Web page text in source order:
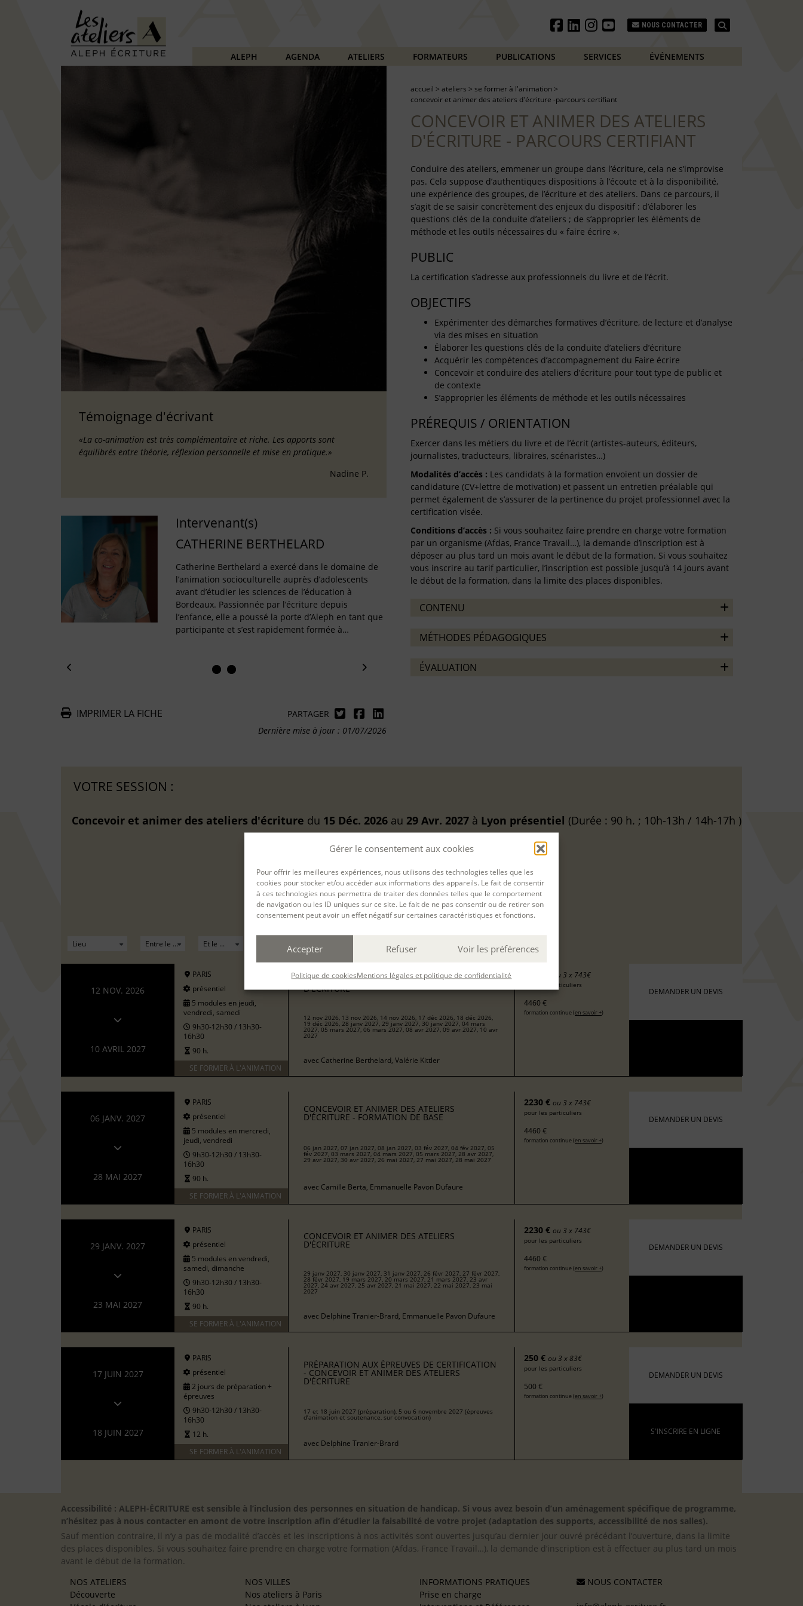
Gérer le consentement aux cookies
Pour offrir les meilleures expériences, nous utilisons des technologies telles que les
cookies pour stocker et/ou accéder aux informations des appareils. Le fait de consentir
à ces technologies nous permettra de traiter des données telles que le comportement
de navigation ou les ID uniques sur ce site. Le fait de ne pas consentir ou de retirer son
consentement peut avoir un effet négatif sur certaines caractéristiques et fonctions.
Accepter Refuser Voir les préférences
Politique de cookiesMentions légales et politique de confidentialité
NOUS CONTACTER
ALEPH AGENDA ATELIERS FORMATEURS PUBLICATIONS SERVICES ÉVÉNEMENTS
Témoignage d'écrivant
«La co-animation est très complémentaire et riche. Les apports sont
équilibrés entre théorie, réflexion personnelle et mise en pratique.»
Nadine P.
Intervenant(s)
CATHERINE BERTHELARD
Catherine Berthelard a exercé dans le domaine de
l’animation socioculturelle auprès d’adolescents
avant d’étudier les sciences de l’éducation à
Bordeaux. Passionnée par l’écriture depuis
l’enfance, elle a poussé la porte d’Aleph en tant que
participante et s’est rapidement formée à…
IMPRIMER LA FICHE
PARTAGER
Dernière mise à jour : 01/07/2026
accueil > ateliers > se former à l'animation>
concevoir et animer des ateliers d'écriture -parcours certifiant
CONCEVOIR ET ANIMER DES ATELIERS
D'ÉCRITURE - PARCOURS CERTIFIANT
Conduire des ateliers, emmener un groupe dans l’écriture, cela ne s’improvise
pas. Cela suppose d’authentiques dispositions à l’écoute et à la disponibilité,
une expérience des groupes, de l’écriture et des ateliers. Dans ce parcours, il
s’agit de se saisir concrètement des enjeux du dispositif : d’élaborer les
questions clés de la conduite d’ateliers ; de s’approprier les éléments de
méthode et les outils nécessaires du « faire écrire ».
PUBLIC
La certification s’adresse aux professionnels du livre et de l’écrit.
OBJECTIFS
Expérimenter des démarches formatives d’écriture, de lecture et d’analyse
via des mises en situation
Élaborer les questions clés de la conduite d’ateliers d’écriture
Acquérir les compétences d’accompagnement du Faire écrire
Concevoir et conduire des ateliers d’écriture pour tout type de public et
de contexte
S’approprier les éléments de méthode et les outils nécessaires
PRÉREQUIS / ORIENTATION
Exercer dans les métiers du livre et de l’écrit (artistes-auteurs, éditeurs,
journalistes, traducteurs, libraires, scénaristes…)
Modalités d’accès : Les candidats à la formation envoient un dossier de
candidature (CV+lettre de motivation) et passent un entretien préalable qui
permet également de s’assurer de la pertinence du projet professionnel avec la
certification visée.
Conditions d’accès : Si vous souhaitez faire prendre en charge votre formation
par un organisme (Afdas, France Travail…), la demande d’inscription est à
déposer au plus tard un mois avant le début de la formation. Si vous souhaitez
vous inscrire au tarif particulier, l’inscription est possible jusqu’à 14 jours avant
le début de la formation, dans la limite des places disponibles.
CONTENU
MÉTHODES PÉDAGOGIQUES
ÉVALUATION
VOTRE SESSION :
Concevoir et animer des ateliers d'écriture du 15 Déc. 2026 au 29 Avr. 2027 à Lyon présentiel (Durée : 90 h. ; 10h-13h / 14h-17h )
Filtrer
12 NOV. 2026
10 AVRIL 2027
PARIS
présentiel
5 modules en jeudi,
vendredi, samedi
9h30-12h30 / 13h30-
16h30
90 h.
SE FORMER À L'ANIMATION
CONCEVOIR ET ANIMER DES ATELIERS
D'ÉCRITURE
12 nov 2026, 13 nov 2026, 14 nov 2026, 17 déc 2026, 18 déc 2026,
19 déc 2026, 28 janv 2027, 29 janv 2027, 30 janv 2027, 04 mars
2027, 05 mars 2027, 06 mars 2027, 08 avr 2027, 09 avr 2027, 10 avr
2027
avec Catherine Berthelard, Valérie Kittler
ou 3 x 743€
pour les particuliers
4460 €
formation continue (en savoir +)
DEMANDER UN DEVIS
06 JANV. 2027
28 MAI 2027
PARIS
présentiel
5 modules en mercredi,
jeudi, vendredi
9h30-12h30 / 13h30-
16h30
90 h.
SE FORMER À L'ANIMATION
CONCEVOIR ET ANIMER DES ATELIERS
D'ÉCRITURE - FORMATION DE BASE
06 jan 2027, 07 jan 2027, 08 jan 2027, 03 fév 2027, 04 fév 2027, 05
fév 2027, 03 mars 2027, 04 mars 2027, 05 mars 2027, 28 avr 2027,
29 avr 2027, 30 avr 2027, 26 mai 2027, 27 mai 2027, 28 mai 2027
avec Camille Berta, Emmanuelle Pavon Dufaure
2230 € ou 3 x 743€
pour les particuliers
4460 €
formation continue (en savoir +)
DEMANDER UN DEVIS
29 JANV. 2027
23 MAI 2027
PARIS
présentiel
5 modules en vendredi,
samedi, dimanche
9h30-12h30 / 13h30-
16h30
90 h.
SE FORMER À L'ANIMATION
CONCEVOIR ET ANIMER DES ATELIERS
D'ÉCRITURE
29 janv 2027, 30 janv 2027, 31 janv 2027, 26 févr 2027, 27 févr 2027,
28 févr 2027, 19 mars 2027, 20 mars 2027, 21 mars 2027, 23 avr
2027, 24 avr 2027, 25 avr 2027, 21 mai 2027, 22 mai 2027, 23 mai
2027
avec Delphine Tranier-Brard, Emmanuelle Pavon Dufaure
2230 € ou 3 x 743€
pour les particuliers
4460 €
formation continue (en savoir +)
DEMANDER UN DEVIS
17 JUIN 2027
18 JUIN 2027
PARIS
présentiel
2 jours de préparation +
épreuves
9h30-12h30 / 13h30-
16h30
12 h.
SE FORMER À L'ANIMATION
PRÉPARATION AUX ÉPREUVES DE CERTIFICATION
- CONCEVOIR ET ANIMER DES ATELIERS
D'ÉCRITURE
17 et 18 juin 2027 (préparation), 5 ou 6 novembre 2027 (épreuves
d’animation et soutenance, sur convocation)
avec Delphine Tranier-Brard
250 € ou 3 x 83€
pour les particuliers
500 €
formation continue (en savoir +)
DEMANDER UN DEVIS
S'INSCRIRE EN LIGNE
Accessibilité : ALEPH-ÉCRITURE est sensible à l’inclusion des personnes en situation de handicap. Si vous avez besoin d’un aménagement spécifique de programme,
n’hésitez pas à nous contacter en amont de votre inscription afin d’étudier la faisabilité de votre projet (adaptation des supports, accessibilité de nos salles).
Sauf mention contraire, il n’y a pas de modalité d’accès et les inscriptions à nos activités sont ouvertes jusqu’au dernier jour ouvré précédant l’ouverture, dans la limite
des places disponibles. Si vous souhaitez faire prendre en charge votre formation (Afdas, France Travail…), la demande d’inscription est à effectuer au plus tard un mois
avant le début de la formation.
NOS ATELIERS
Découverte
NOS VILLES
Nos ateliers à Paris
INFORMATIONS PRATIQUES
Prise en charge
NOUS CONTACTER